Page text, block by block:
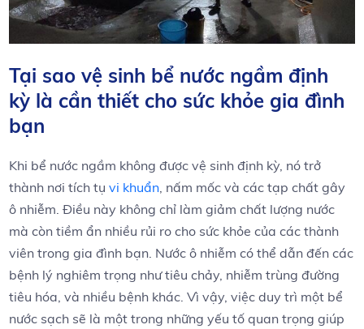
Tại sao vệ⁢ sinh bể nước ngầm ‍định
kỳ là ⁢cần thiết cho sức khỏe gia đình
bạn
Khi bể nước ngầm không được vệ sinh định kỳ, nó trở
thành nơi ⁤tích tụvi khuẩn , nấm mốc và các ‌tạp chất gây
ô nhiễm. ‌Điều này không chỉ làm giảm chất ⁢lượng⁤ nước
mà còn ⁣tiềm⁤ ẩn ‌nhiều rủi⁤ ro cho sức ⁣khỏe của các thành
⁣viên trong gia đình bạn. Nước ô⁢ nhiễm có thể​ dẫn đến các
⁢bệnh lý nghiêm‍ trọng như⁤ tiêu chảy, ⁤nhiễm trùng⁤ đường
tiêu hóa, và nhiều bệnh khác.​ Vì vậy, việc duy trì một bể
nước sạch⁣ sẽ là một trong⁣ những yếu tố quan trọng giúp